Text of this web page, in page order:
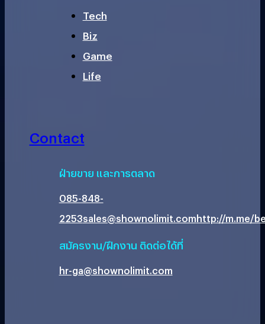
Tech
Biz
Game
Life
Contact
ฝ่ายขาย และการตลาด
085-848-
2253sales@shownolimit.comhttp://m.me/
สมัครงาน/ฝึกงาน ติดต่อได้ที่
hr-ga@shownolimit.com